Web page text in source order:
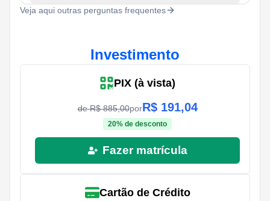
Veja aqui outras perguntas frequentes
Investimento
PIX (à vista)
de R$885,00porR$ 191,04
20% de desconto
Fazer matrícula
Cartão de Crédito